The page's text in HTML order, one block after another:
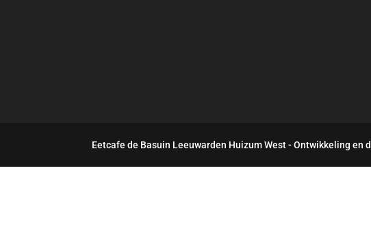
Eetcafe de Basuin Leeuwarden Huizum West - Ontwikkeling en